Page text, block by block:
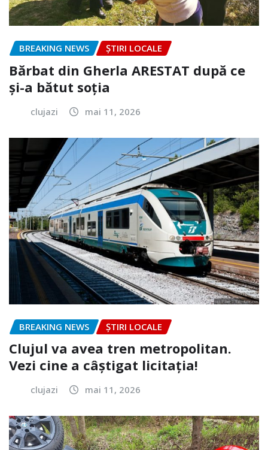
BREAKING NEWS ȘTIRI LOCALE
Bărbat din Gherla ARESTAT după ce
și-a bătut soția
clujazi mai 11, 2026
BREAKING NEWS ȘTIRI LOCALE
Clujul va avea tren metropolitan.
Vezi cine a câștigat licitația!
clujazi mai 11, 2026